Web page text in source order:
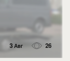
3 Авг 26